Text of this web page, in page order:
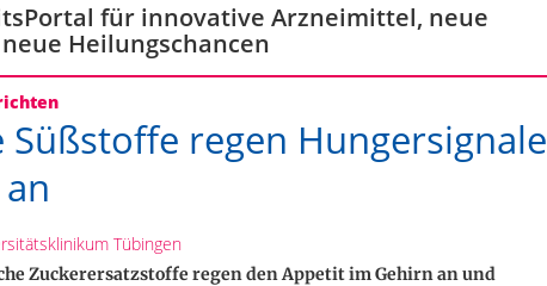
für innovative Arzneimittel, neue
Heilungschancen
Süßstoffe regen Hungersignale
Tübingen
Zuckerersatzstoffe regen den Appetit im Gehirn an und